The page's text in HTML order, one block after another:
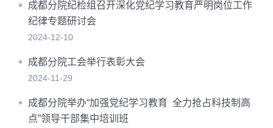
成都分院纪检组召开深化党纪学习教育严明岗位工作
纪律专题研讨会
2024-12-10
成都分院工会举行表彰大会
2024-11-29
成都分院举办“加强党纪学习教育 全力抢占科技制高
点”领导干部集中培训班